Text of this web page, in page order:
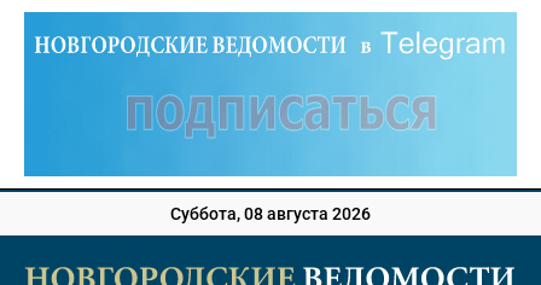
Суббота, 08 августа 2026